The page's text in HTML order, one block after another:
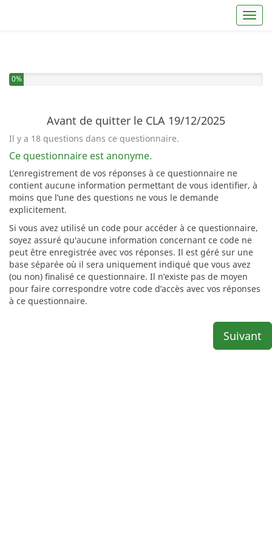
Vous avez complété 0% de ce questionnaire.
0%
Avant de quitter le CLA 19/12/2025
Il y a 18 questions dans ce questionnaire.
Ce questionnaire est anonyme.
L’enregistrement de vos réponses à ce questionnaire ne
contient aucune information permettant de vous identifier, à
moins que l’une des questions ne vous le demande
explicitement.
Si vous avez utilisé un code pour accéder à ce questionnaire,
soyez assuré qu'aucune information concernant ce code ne
peut être enregistrée avec vos réponses. Il est géré sur une
base séparée où il sera uniquement indiqué que vous avez
(ou non) finalisé ce questionnaire. Il n’existe pas de moyen
pour faire correspondre votre code d’accès avec vos réponses
à ce questionnaire.
Suivant